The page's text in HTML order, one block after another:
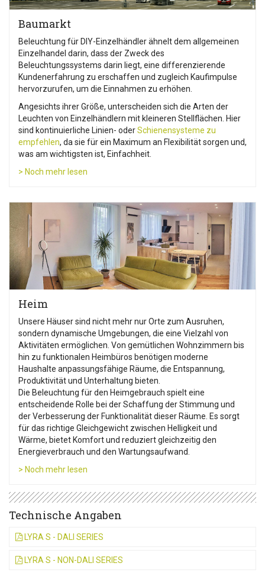
Baumarkt
Beleuchtung für DIY-Einzelhändler ähnelt dem allgemeinen
Einzelhandel darin, dass der Zweck des
Beleuchtungssystems darin liegt, eine differenzierende
Kundenerfahrung zu erschaffen und zugleich Kaufimpulse
hervorzurufen, um die Einnahmen zu erhöhen.
Angesichts ihrer Größe, unterscheiden sich die Arten der
Leuchten von Einzelhändlern mit kleineren Stellflächen. Hier
sind kontinuierliche Linien- oderSchienensysteme zu
empfehlen, da sie für ein Maximum an Flexibilität sorgen und,
was am wichtigsten ist, Einfachheit.
> Noch mehr lesen
Heim
Unsere Häuser sind nicht mehr nur Orte zum Ausruhen,
sondern dynamische Umgebungen, die eine Vielzahl von
Aktivitäten ermöglichen. Von gemütlichen Wohnzimmern bis
hin zu funktionalen Heimbüros benötigen moderne
Haushalte anpassungsfähige Räume, die Entspannung,
Produktivität und Unterhaltung bieten.
Die Beleuchtung für den Heimgebrauch spielt eine
entscheidende Rolle bei der Schaffung der Stimmung und
der Verbesserung der Funktionalität dieser Räume. Es sorgt
für das richtige Gleichgewicht zwischen Helligkeit und
Wärme, bietet Komfort und reduziert gleichzeitig den
Energieverbrauch und den Wartungsaufwand.
> Noch mehr lesen
Technische Angaben
LYRA S - DALI SERIES
LYRA S - NON-DALI SERIES